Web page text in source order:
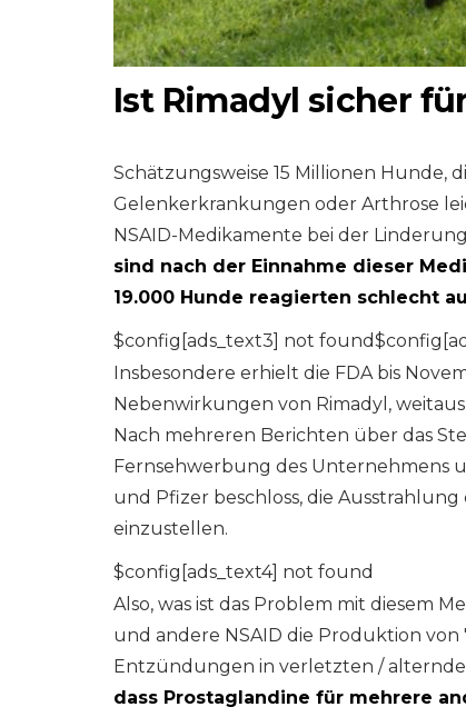
Ist Rimadyl sicher
Schätzungsweise 15 Millionen Hunde,
Gelenkerkrankungen oder Arthrose
NSAID-Medikamente bei der
sind nach der Einnahme dieser
19.000 Hunde reagierten schlecht
$config[ads_text3] not
Insbesondere erhielt die FDA bis
Nebenwirkungen von Rimadyl,
Nach mehreren Berichten über das
Fernsehwerbung des Unternehmens
und Pfizer beschloss, die
einzustellen.
$config[ads_text4] not found
Also, was ist das Problem mit diesem
und andere NSAID die Produktion von
Entzündungen in verletzten /
dass Prostaglandine für mehrere